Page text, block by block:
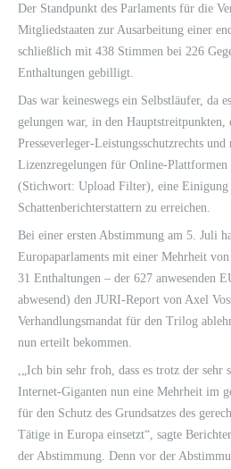
Der Standpunkt des Parlaments für die
Mitgliedstaaten zur Ausarbeitung einer
schließlich mit 438 Stimmen bei 226
Enthaltungen gebilligt.
Das war keineswegs ein Selbstläufer, da
gelungen war, in den
Presseverleger-Leistungsschutzrechts
Lizenzregelungen für Online-Plattformen
(Stichwort: Upload Filter), eine Einigung
Schattenberichterstattern zu erreichen.
Bei einer ersten Abstimmung am 5. Juli
Europaparlaments mit einer Mehrheit
31 Enthaltungen – der 627 anwesenden
abwesend) den JURI-Report von Axel
Verhandlungsmandat für den Trilog
nun erteilt bekommen.
,„Ich bin sehr froh, dass es trotz der
Internet-Giganten nun eine Mehrheit im
für den Schutz des Grundsatzes des
Tätige in Europa einsetzt“, sagte
der Abstimmung. Denn vor der